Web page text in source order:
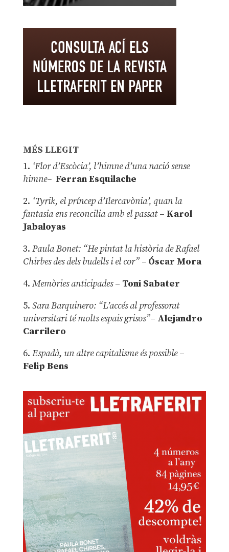
MÉS LLEGIT
1. ‘Flor d’Escòcia’, l’himne d’una nació sense
himne– Ferran Esquilache
2. ‘Tyrik, el príncep d’Ilercavònia’, quan la
fantasia ens reconcilia amb el passat– Karol
Jabaloyas
3. Paula Bonet: “He pintat la història de Rafael
Chirbes des dels budells i el cor” –Óscar Mora
4. Memòries anticipades– Toni Sabater
5. Sara Barquinero: “L’accés al professorat
universitari té molts espais grisos”– Alejandro
Carrilero
6. Espadà, un altre capitalisme és possible –
Felip Bens